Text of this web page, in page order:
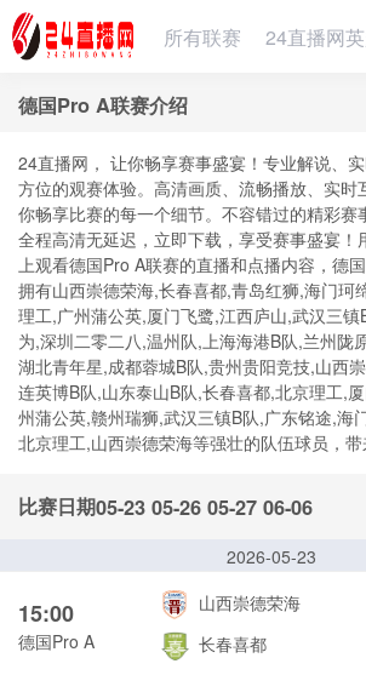
所有联赛 24直播网
德国Pro A联赛介绍
24直播网， 让你畅享赛事盛宴！专业解说、
方位的观赛体验。高清画质、流畅播放、实时
你畅享比赛的每一个细节。不容错过的精彩赛
全程高清无延迟，立即下载，享受赛事盛宴！
上观看德国Pro A联赛的直播和点播内容，德
拥有山西崇德荣海,长春喜都,青岛红狮,海门珂
理工,广州蒲公英,厦门飞鹭,江西庐山,武汉三
为,深圳二零二八,温州队,上海海港B队,兰州陇
湖北青年星,成都蓉城B队,贵州贵阳竞技,山西
连英博B队,山东泰山B队,长春喜都,北京理工,
州蒲公英,赣州瑞狮,武汉三镇B队,广东铭途,海
北京理工,山西崇德荣海等强壮的队伍球员，
比赛日期05-23 05-26 05-27 06-06
2026-05-23
15:00
德国Pro A
山西崇德荣海
长春喜都